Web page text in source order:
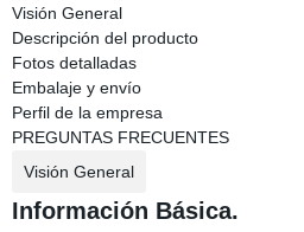
Visión General
Descripción del producto
Fotos detalladas
Embalaje y envío
Perfil de la empresa
PREGUNTAS FRECUENTES
Visión General
Información Básica.